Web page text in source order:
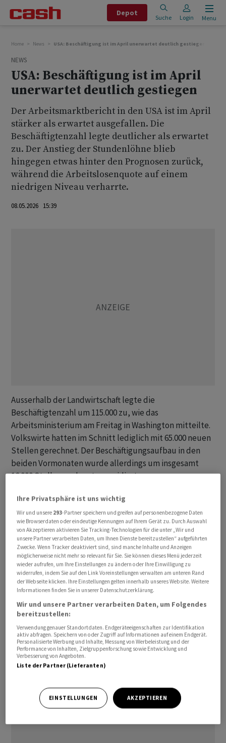
Depot
Suche Login Menu
Home News USA: Beschäftigung ist im April unerwartet deutlich gestiegen
NEWS
USA: Beschäftigung ist im April
unerwartet deutlich gestiegen
Der Arbeitsmarktbericht in den USA ist im April
stärker als erwartet ausgefallen. Die
Beschäftigtenzahl legte deutlicher als erwartet
zu. Der Anstieg der Stundenlöhne blieb
hingegen etwas hinter den Prognosen zurück,
während die Arbeitslosenquote auf einem
niedrigen Niveau verharrte.
08.05.2026 15:39
Ausserhalb der Landwirtschaft legte die
Beschäftigtenzahl um 115.000 zu, wie das
Arbeitsministerium am Freitag in Washington mitteilte.
Volkswirte hatten im Schnitt lediglich mit 65.000 neuen
Stellen gerechnet. Der Beschäftigungsaufbau in den
beiden Vormonaten wurde allerdings um insgesamt
16.000 Stellen nach unten revidiert.
«Jobs wurden einmal mehr vor allem im
Dienstleistungssektor geschaffen, und zwar vor allem
da, wo der Mensch gefordert ist», schreibt Thomas
Gitzel, Chefvolkswirt der VP Bank. «Der Einsatz von
Künstlicher Intelligenz ersetzt hingegen in anderen
Dienstleistungsbereichen den Menschen, was sich in
einem Jobabbau niederschlägt.» In der
Informationstechnologie sei die Beschäftigung um 11
Prozent gesunken. «Dies zeigt wie einschneidend die
Künstliche Intelligenz auf dem Arbeitsmarkt bereits
ist», schreibt Gitzel.
Ihre Privatsphäre ist uns wichtig
Wir und unsere 293-Partner speichern und greifen auf personenbezogene Daten
wie Browserdaten oder eindeutige Kennungen auf Ihrem Gerät zu. Durch Auswahl
von Akzeptieren aktivieren Sie Tracking-Technologien für die unter „Wir und
unsere Partner verarbeiten Daten, um Ihnen Dienste bereitzustellen“ aufgeführten
Zwecke. Wenn Tracker deaktiviert sind, sind manche Inhalte und Anzeigen
möglicherweise nicht mehr so relevant für Sie. Sie können dieses Menü jederzeit
wieder aufrufen, um Ihre Einstellungen zu ändern oder Ihre Einwilligung zu
widerrufen, indem Sie auf den Link Voreinstellungen verwalten am unteren Rand
der Webseite klicken. Ihre Einstellungen gelten innerhalb unseres Website. Weitere
Informationen finden Sie in unserer Datenschutzerklärung.
Wir und unsere Partner verarbeiten Daten, um Folgendes
bereitzustellen:
Verwendung genauer Standortdaten. Endgeräteeigenschaften zur Identifikation
aktiv abfragen. Speichern von oder Zugriff auf Informationen auf einem Endgerät.
Personalisierte Werbung und Inhalte, Messung von Werbeleistung und der
Performance von Inhalten, Zielgruppenforschung sowie Entwicklung und
Verbesserung von Angeboten.
Liste der Partner (Lieferanten)
EINSTELLUNGEN AKZEPTIEREN